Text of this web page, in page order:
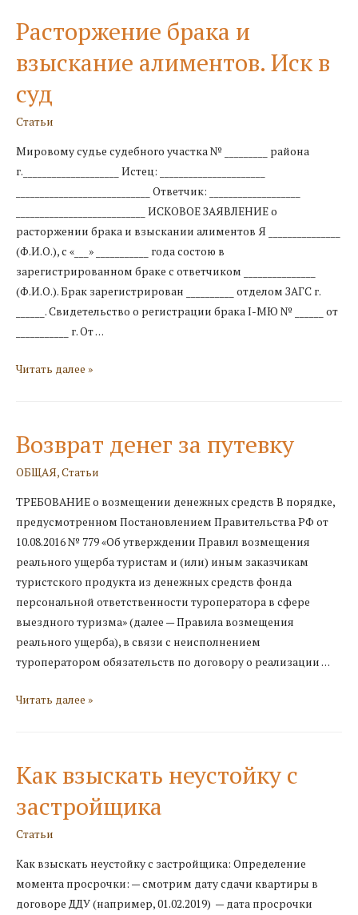
Расторжение брака и
взыскание алиментов. Иск в
суд
Статьи
Мировому судье судебного участка № _________ района
г.____________________ Истец: ______________________
____________________________ Ответчик: ___________________
___________________________ ИСКОВОЕ ЗАЯВЛЕНИЕ о
расторжении брака и взыскании алиментов Я _______________
(Ф.И.О.), с «___» ___________ года состою в
зарегистрированном браке с ответчиком _______________
(Ф.И.О.). Брак зарегистрирован __________ отделом ЗАГС г.
______. Свидетельство о регистрации брака I-МЮ № ______ от
___________ г. От …
Расторжение
алиментов.
Иск
суд
Читать далее »
Возврат денег за путевку
ОБЩАЯ,Статьи
ТРЕБОВАНИЕ о возмещении денежных средств В порядке,
предусмотренном Постановлением Правительства РФ от
10.08.2016 № 779 «Об утверждении Правил возмещения
реального ущерба туристам и (или) иным заказчикам
туристского продукта из денежных средств фонда
персональной ответственности туроператора в сфере
выездного туризма» (далее — Правила возмещения
реального ущерба), в связи с неисполнением
туроператором обязательств по договору о реализации …
Возврат
Читать далее »
Как взыскать неустойку с
застройщика
Статьи
Как взыскать неустойку с застройщика: Определение
момента просрочки: — смотрим дату сдачи квартиры в
договоре ДДУ (например, 01.02.2019) — дата просрочки